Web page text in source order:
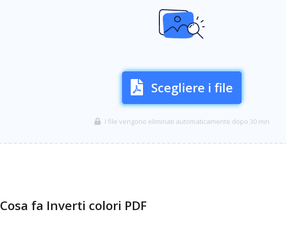
Scegliere i file
I file vengono eliminati automaticamente dopo 30 min
Cosa fa Inverti colori PDF